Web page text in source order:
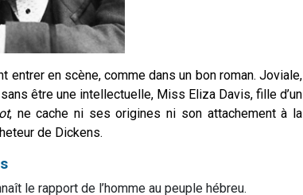
entrer en scène, comme dans un bon roman. Joviale,
être une intellectuelle, Miss Eliza Davis, fille d’un
, ne cache ni ses origines ni son attachement à la
de Dickens.
le rapport de l’homme au peuple hébreu.